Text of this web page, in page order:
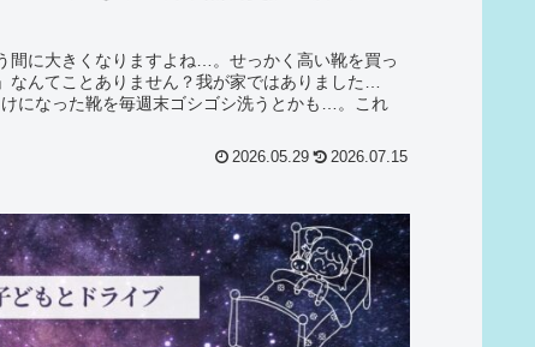
間に大きくなりますよね…。せっかく高い靴を買っ
なんてことありません？我が家ではありました…
になった靴を毎週末ゴシゴシ洗うとかも…。これ
2026.05.29 2026.07.15